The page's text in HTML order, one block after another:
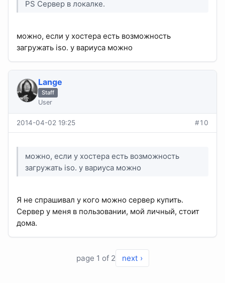
PS Сервер в локалке.
можно, если у хостера есть возможность
загружать iso. у вариуса можно
Lange
Staff
User
2014-04-02 19:25 #10
можно, если у хостера есть возможность
загружать iso. у вариуса можно
Я не спрашивал у кого можно сервер купить.
Сервер у меня в пользовании, мой личный, стоит
дома.
page 1 of 2 next ›